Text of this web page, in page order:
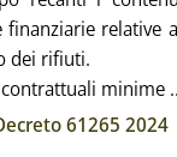
finanziarie relative
dei rifiuti.
minime
61265 2024